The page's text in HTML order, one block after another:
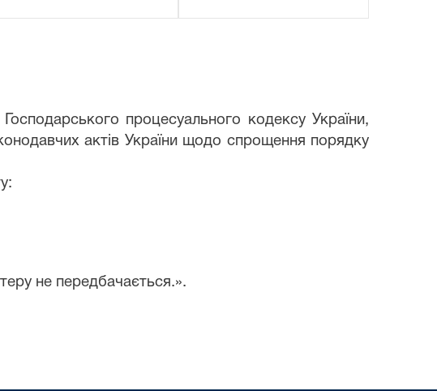
процесуального кодексу України,
актів України щодо спрощення порядку
не передбачається.».